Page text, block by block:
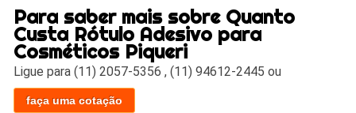
Para saber mais sobre Quanto
Custa Rótulo Adesivo para
Cosméticos Piqueri
Ligue para(11) 2057-5356 ,(11) 94612-2445 ou
faça uma cotação